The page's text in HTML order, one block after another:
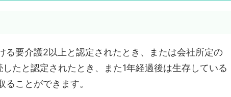
る要介護2以上と認定されたとき、または会社所定の
たと認定されたとき、また1年経過後は生存している
ることができます。